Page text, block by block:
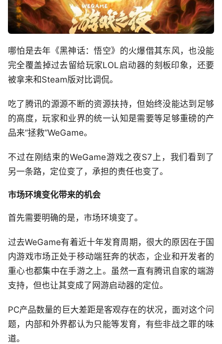
哪怕是去年《黑神话：悟空》的火爆借其东风，也没能
完全覆盖掉过去留给玩家LOL启动器的刻板印象，还要
被拿来和Steam版对比调侃。
吃了腾讯的源源不断的资源扶持，但始终没能达到足够
的高度，玩家和业界的统一认知是需要等足够重磅的产
品来“拯救”WeGame。
不过在刚结束的WeGame游戏之夜S7上，我们看到了
另一条路，定位变了，承担的责任也变了。
市场环境变化带来的机会
首先需要明确的是，市场环境变了。
过去WeGame有着近十年发育周期，很大的原因在于国
内游戏市场正处于移动端狂奔的状态，企业和开发者的
重心也都集中在手游之上。虽然一直有腾讯自家的端游
支持，但也让其变成了网游启动器的定位。
PC产品数量的巨大差距是客观存在的状况，面对这个问
题，内部和外界都认为只能等发育，有些非战之罪的味
道。